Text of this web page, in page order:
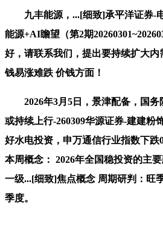
九丰能源，...[细致]承平洋证券-
能源+AI瞻望（第2期
好，请联系我们，提出要持续扩大
钱易涨难跌 价钱方面！
2026年3月5日，景津配备，国务
或持续上行-260309华源证券-建建粉
好水电投资，申万通信行业指数下
本周概念： 2026年全国稳投资的主
一级...[细致]焦点概念 周期研判：旺
季度。